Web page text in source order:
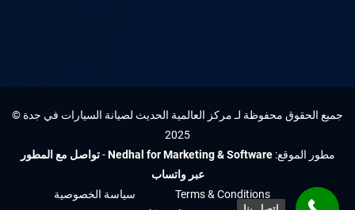
جميع الحقوق محفوظة لـ مركز العالمية الحديث لصيانة السيارات في جدة ©
2025
مطور الموقع:Nedhal for Marketing & Software
-تواصل مع المطور
عبر واتساب
Terms & Conditions
سياسة الخصوصية